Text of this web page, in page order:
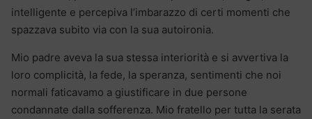
intelligente e percepiva l’imbarazzo di certi momenti che
spazzava subito via con la sua autoironia.
Mio padre aveva la sua stessa interiorità e si avvertiva la
loro complicità, la fede, la speranza, sentimenti che noi
normali faticavamo a giustificare in due persone
condannate dalla sofferenza. Mio fratello per tutta la serata